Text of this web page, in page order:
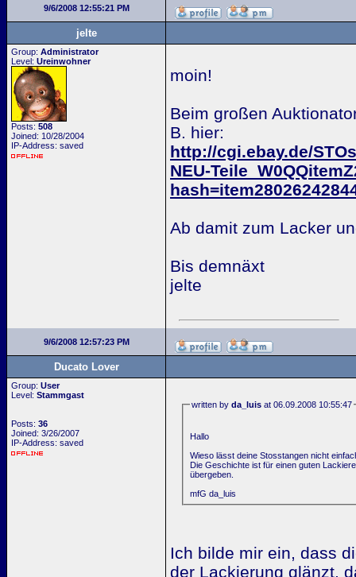
9/6/2008 12:55:21 PM
jelte
Group: Administrator
Level: Ureinwohner
Posts: 508
Joined: 10/28/2004
IP-Address: saved
moin!
Beim großen
B. hier:
http://cgi.ebay.de/
NEU-
Ab damit zum Lacker
Bis demnäxt
jelte
9/6/2008 12:57:23 PM
Ducato Lover
Group: User
Level: Stammgast
Posts: 36
Joined: 3/26/2007
IP-Address: saved
written byda_luis at 06.09.2008 10:55:47
Hallo
Wieso lässt deine Stosstangen nicht
Die Geschichte ist für einen guten
übergeben.
mfG da_luis
Ich bilde mir ein, dass
der Lackierung glänzt,